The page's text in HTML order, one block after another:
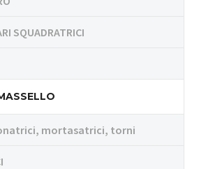
SQUADRATRICI
mortasatrici, torni